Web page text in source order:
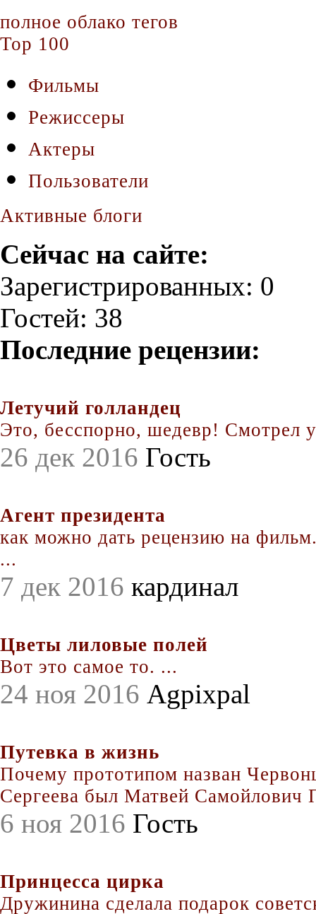
полное облако тегов
Top 100
Фильмы
Режиссеры
Актеры
Пользователи
Активные блоги
Сейчас на сайте:
Зарегистрированных: 0
Гостей: 38
Последние рецензии:
Летучий голландец
Это, бесспорно, шедевр! Смотрел
26 дек 2016 Гость
Агент президента
как можно дать рецензию на
...
7 дек 2016 кардинал
Цветы лиловые полей
Вот это самое то. ...
24 ноя 2016 Agpixpal
Путевка в жизнь
Почему прототипом назван
Сергеева был Матвей Самойлович
6 ноя 2016 Гость
Принцесса цирка
Дружинина сделала подарок